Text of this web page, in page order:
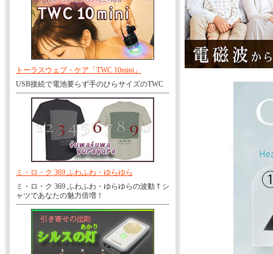
トーラスウェブ・ケア「TWC 10mini」
USB接続で電池要らず手のひらサイズのTWC
ミ・ロ・ク 369 ふわふわ・ゆらゆら
ミ・ロ・ク 369 ふわふわ・ゆらゆらの波動Ｔシ
ャツであなたの魅力倍増！